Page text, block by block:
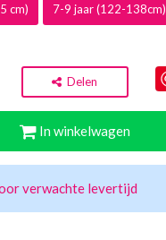
cm) 7-9 jaar (122-138cm)
Delen
In winkelwagen
verwachte levertijd